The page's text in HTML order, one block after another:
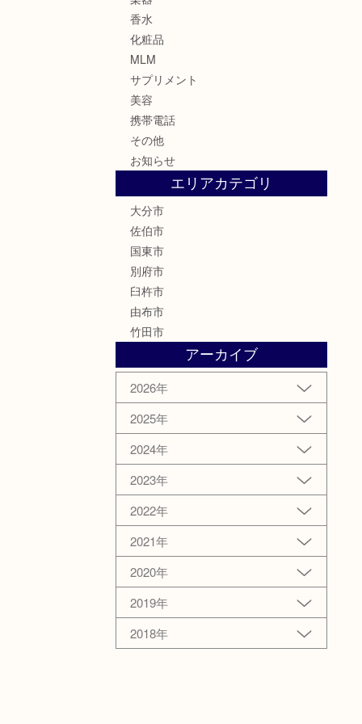
香水
化粧品
MLM
サプリメント
美容
携帯電話
その他
お知らせ
エリアカテゴリ
大分市
佐伯市
国東市
別府市
臼杵市
由布市
竹田市
アーカイブ
2026年
2025年
2024年
2023年
2022年
2021年
2020年
2019年
2018年